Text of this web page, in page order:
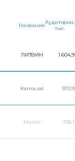
НазваниеАудитория,
тыс.
ЛИТВИН 1 604,9
Karna.val 570,9
Mamix 708,1